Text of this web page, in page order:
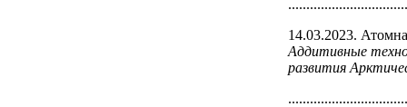
14.03.2023.
Аддитивные
развития